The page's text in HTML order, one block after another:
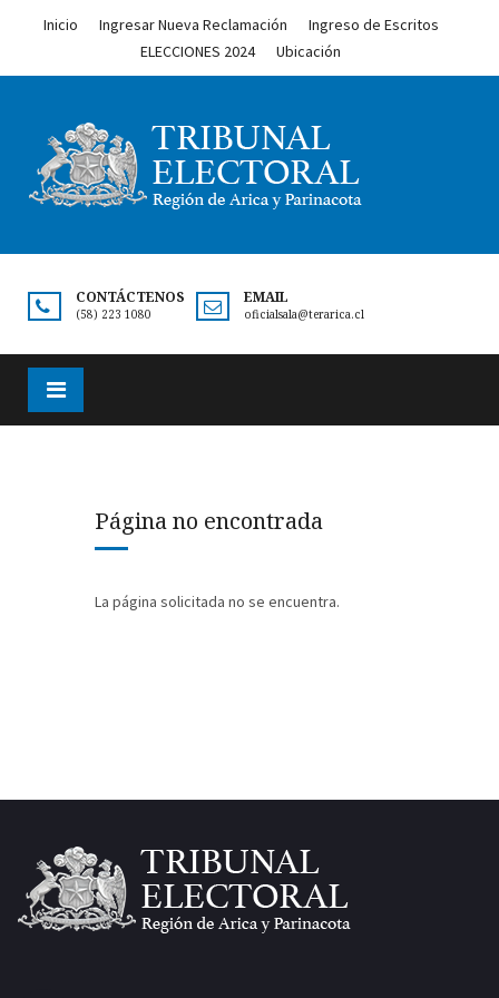
Inicio Ingresar Nueva Reclamación
Ingreso de Escritos
ELECCIONES 2024
Ubicación
CONTÁCTENOS
(58) 223 1080
EMAIL
oficialsala@terarica.cl
Página no encontrada
La página solicitada no se encuentra.